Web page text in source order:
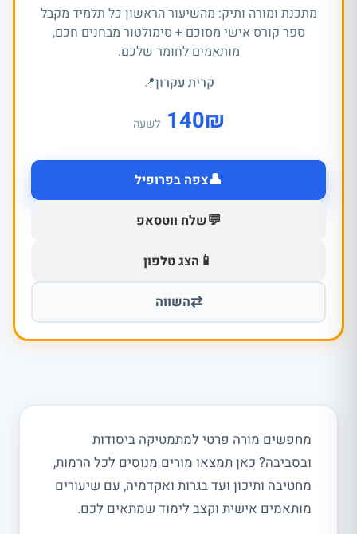
מתכנת ומורה ותיק: מהשיעור הראשון כל תלמיד מקבל
ספר קורס אישי מסוכם + סימולטור מבחנים חכם,
מותאמים לחומר שלכם.
קרית עקרון📍
₪
140 לשעה
👤צפה בפרופיל
💬שלח ווטסאפ
📱 הצג טלפון
⇄השווה
מחפשים מורה פרטי למתמטיקה ביסודות
ובסביבה? כאן תמצאו מורים מנוסים לכל הרמות,
מחטיבה ותיכון ועד בגרות ואקדמיה, עם שיעורים
מותאמים אישית וקצב לימוד שמתאים לכם.